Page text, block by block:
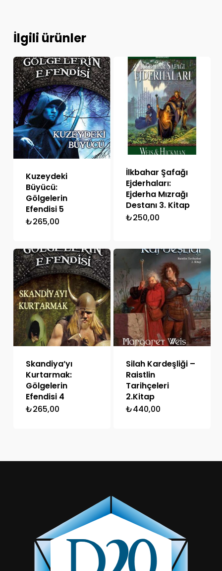
İlgili ürünler
Kuzeydeki
Büyücü:
Gölgelerin
Efendisi 5
₺265,00
İlkbahar Şafağı
Ejderhaları:
Ejderha Mızrağı
Destanı 3. Kitap
₺250,00
Skandiya’yı
Kurtarmak:
Gölgelerin
Efendisi 4
₺265,00
Silah Kardeşliği –
Raistlin
Tarihçeleri
2.Kitap
₺440,00